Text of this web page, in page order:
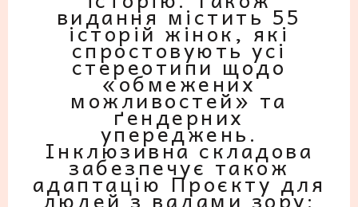
видання містить 55
історій жінок, які
спростовують усі
стереотипи щодо
«обмежених
можливостей» та
ґендерних
упереджень.
Інклюзивна складова
забезпечує також
адаптацію Проєкту для
людей з вадами зору: